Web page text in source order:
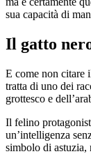
sua capacità di
Il gatto
E come non citare
tratta di uno dei
grottesco e
Il felino
un’intelligenza
simbolo di astuzia,